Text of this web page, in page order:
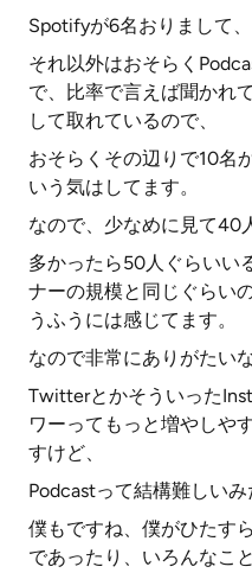
Spotifyが6名おりまして
それ以外はおそらく
で、比率で言えば聞かれ
して取れているので、
おそらくその辺りで10名
いう気はしてます。
なので、少なめに見て40
多かったら50人ぐらいい
ナーの規模と同じぐらい
うふうには感じてます。
なので非常にありがたい
Twitterとかそういった
ワーってもっと増やしや
すけど、
Podcastって結構難しいみ
僕もですね、僕がひたす
であったり、いろんなこ